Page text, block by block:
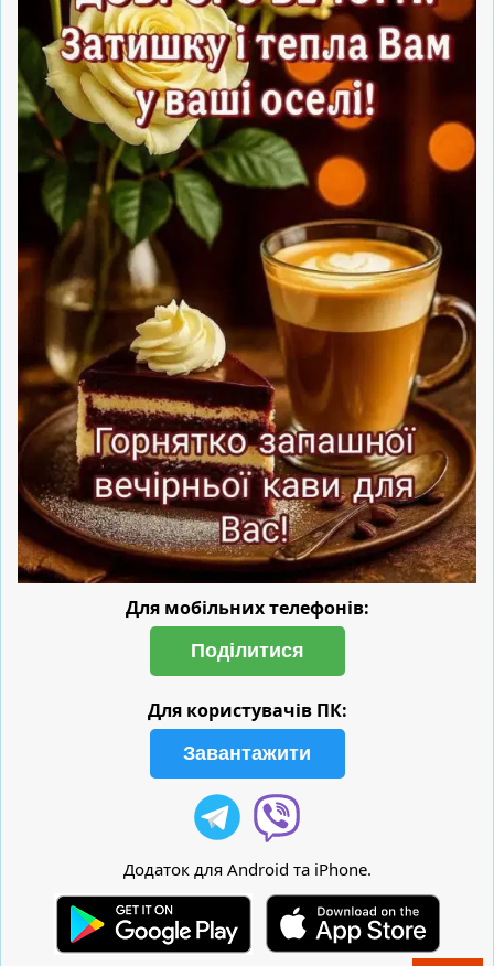
Для мобільних телефонів:
Поділитися
Для користувачів ПК:
Завантажити
Додаток для Android та iPhone.